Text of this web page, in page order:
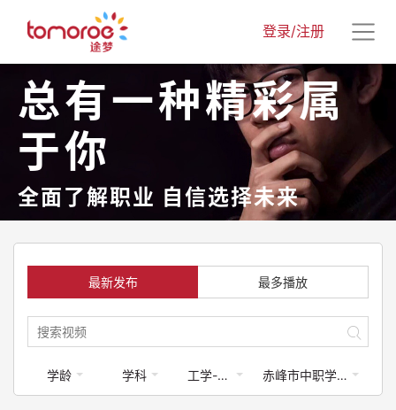
登录/注册
总有一种精彩属
于你
全面了解职业 自信选择未来
最新发布 最多播放
学龄 学科 工学-工程类 赤峰市中职学校专业介绍